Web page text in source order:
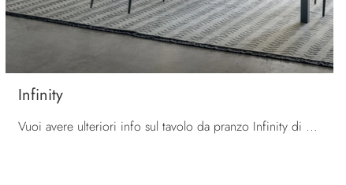
Infinity
Vuoi avere ulteriori info sul tavolo da pranzo Infinity di Tomasella? Clicca e scopri di più sui modelli allungabili del brand.